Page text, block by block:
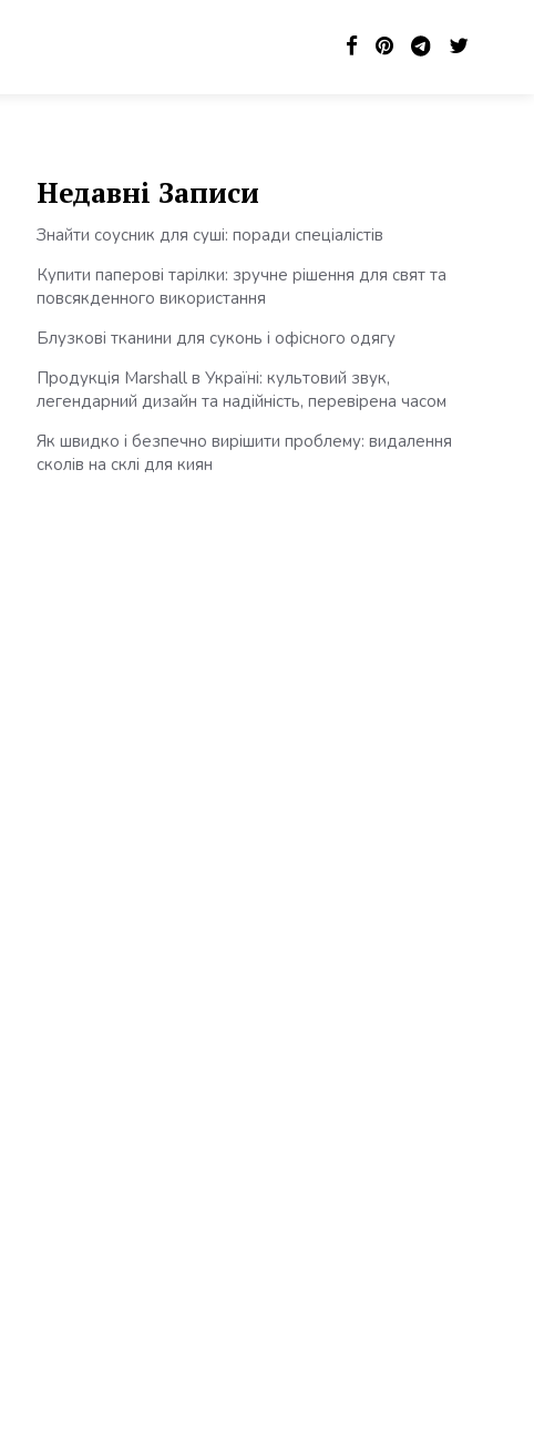
Недавні Записи
Знайти соусник для суші: поради спеціалістів
Купити паперові тарілки: зручне рішення для свят та
повсякденного використання
Блузкові тканини для суконь і офісного одягу
Продукція Marshall в Україні: культовий звук,
легендарний дизайн та надійність, перевірена часом
Як швидко і безпечно вирішити проблему: видалення
сколів на склі для киян